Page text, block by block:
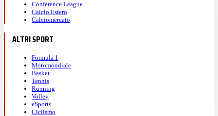
Conference League
Calcio Estero
Calciomercato
ALTRI SPORT
Formula 1
Motomondiale
Basket
Tennis
Running
Volley
eSports
Ciclismo